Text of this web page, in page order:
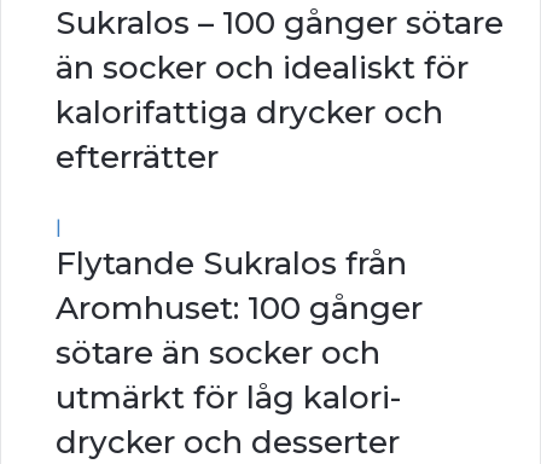
Sukralos – 100 gånger sötare
än socker och idealiskt för
kalorifattiga drycker och
efterrätter
|
Flytande Sukralos från
Aromhuset: 100 gånger
sötare än socker och
utmärkt för låg kalori-
drycker och desserter